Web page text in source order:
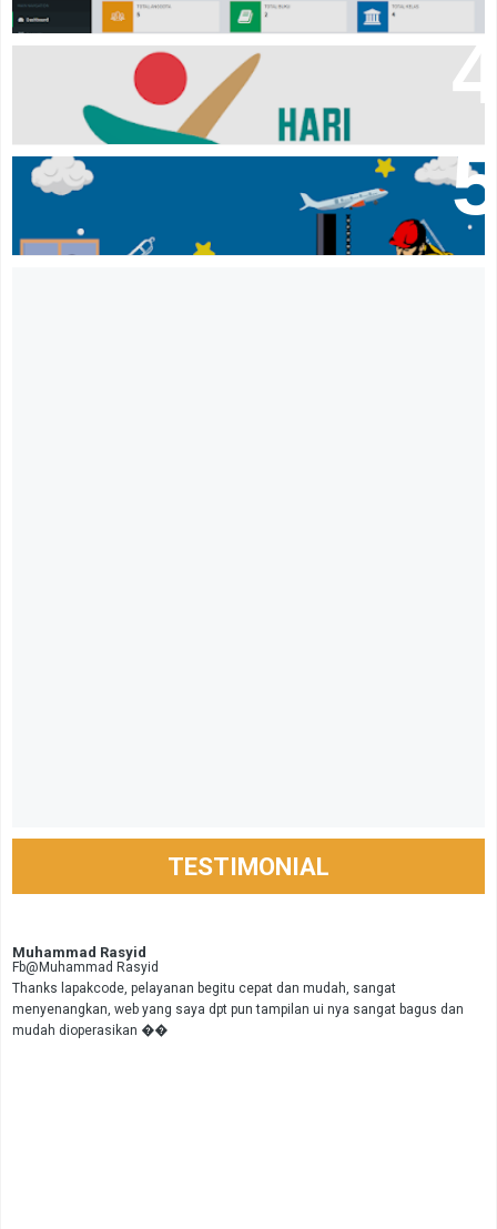
Logo hari santri tahun 2024
Soal UKK (Ujian Kompetensi Keahlian) SMK Jurusan RPL
Tahun 2025
TESTIMONIAL
Muhammad Rasyid
Fb@Muhammad Rasyid
Thanks lapakcode, pelayanan begitu cepat dan mudah, sangat
menyenangkan, web yang saya dpt pun tampilan ui nya sangat bagus dan
mudah dioperasikan ��